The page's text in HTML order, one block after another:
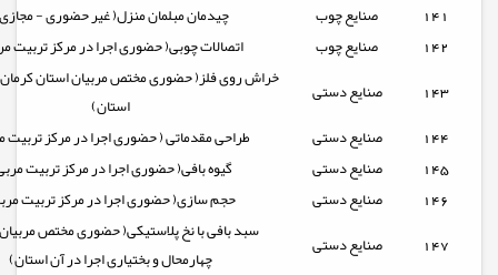
141
صنایع چوب
چیدمان مبلمان منزل( غیر حضوری -
142
صنایع چوب
اتصالات چوبی( حضوری اجرا در مرکز تربیت
143
صنایع دستی
خراش روی فلز( حضوری مختص مربیان استان کرمان
استان)
144
صنایع دستی
طراحی مقدماتی ( حضوری اجرا در مرکز تربیت
145
صنایع دستی
گیوه بافی( حضوری اجرا در مرکز تربیت
146
صنایع دستی
حجم سازی( حضوری اجرا در مرکز تربیت
147
صنایع دستی
سبد بافی با نخ پلاستیکی( حضوری مختص
چهارمحال و بختیاری اجرا در آن استان)